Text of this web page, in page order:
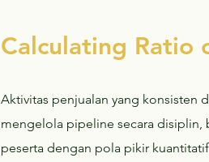
Calculating Ratio
Aktivitas penjualan yang konsisten
mengelola pipeline secara disiplin,
peserta dengan pola pikir